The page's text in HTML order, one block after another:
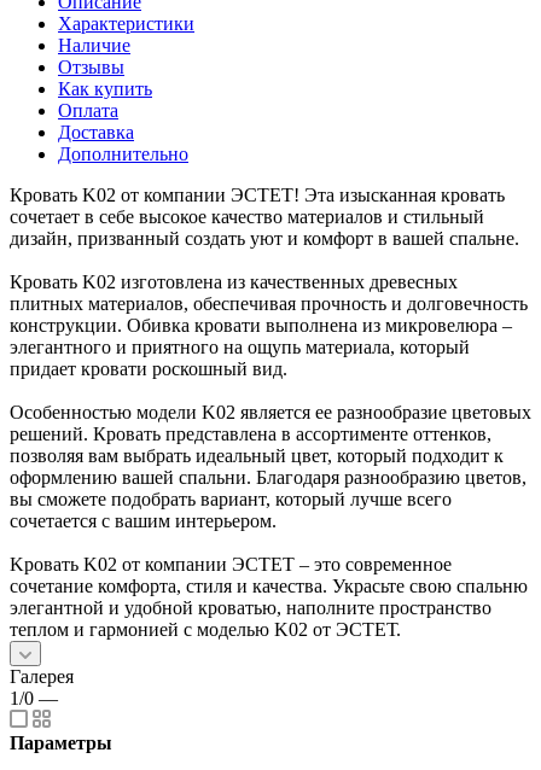
Характеристики
Наличие
Отзывы
Как купить
Оплата
Доставка
Дополнительно
Кровать K02 от компании ЭСТЕТ! Эта изысканная кровать
сочетает в себе высокое качество материалов и стильный
дизайн, призванный создать уют и комфорт в вашей спальне.
Кровать K02 изготовлена из качественных древесных
плитных материалов, обеспечивая прочность и долговечность
конструкции. Обивка кровати выполнена из микровелюра –
элегантного и приятного на ощупь материала, который
придает кровати роскошный вид.
Особенностью модели K02 является ее разнообразие цветовых
решений. Кровать представлена в ассортименте оттенков,
позволяя вам выбрать идеальный цвет, который подходит к
оформлению вашей спальни. Благодаря разнообразию цветов,
вы сможете подобрать вариант, который лучше всего
сочетается с вашим интерьером.
Kровать K02 от компании ЭСТЕТ – это современное
сочетание комфорта, стиля и качества. Украсьте свою спальню
элегантной и удобной кроватью, наполните пространство
теплом и гармонией с моделью K02 от ЭСТЕТ.
Галерея
1/0 —
Параметры